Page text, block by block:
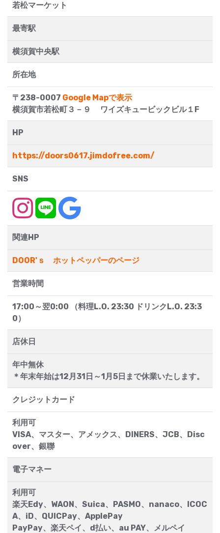
若松マーケット
最寄駅
横須賀中央駅
所在地
〒238-0007 Google Mapで表示
横須賀市若松町３－９ ワイズキュービックビル１F
HP
https://doors0617.jimdofree.com/
SNS
関連HP
DOOR'ｓ ホットペッパーのページ
営業時間
17:00～翌0:00 （料理L.O. 23:30 ドリンクL.O. 23:3
0）
店休日
年中無休
＊年末年始は12月31日～1月5日まで休業いたします。
クレジットカード
利用可
VISA、マスター、アメックス、DINERS、JCB、Disc
over、銀聯
電子マネー
利用可
楽天Edy、WAON、Suica、PASMO、nanaco、ICOC
A、iD、QUICPay、ApplePay
PayPay、楽天ペイ、d払い、au PAY、メルペイ